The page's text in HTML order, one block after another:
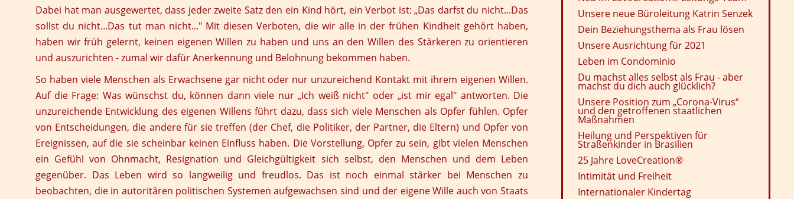
Dabei hat man ausgewertet, dass jeder zweite Satz den ein Kind hört, ein Verbot ist: „Das darfst du nicht...Das
sollst du nicht...Das tut man nicht..." Mit diesen Verboten, die wir alle in der frühen Kindheit gehört haben,
haben wir früh gelernt, keinen eigenen Willen zu haben und uns an den Willen des Stärkeren zu orientieren
und auszurichten - zumal wir dafür Anerkennung und Belohnung bekommen haben.
So haben viele Menschen als Erwachsene gar nicht oder nur unzureichend Kontakt mit ihrem eigenen Willen.
Auf die Frage: Was wünschst du, können dann viele nur „Ich weiß nicht" oder „ist mir egal" antworten. Die
unzureichende Entwicklung des eigenen Willens führt dazu, dass sich viele Menschen als Opfer fühlen. Opfer
von Entscheidungen, die andere für sie treffen (der Chef, die Politiker, der Partner, die Eltern) und Opfer von
Ereignissen, auf die sie scheinbar keinen Einfluss haben. Die Vorstellung, Opfer zu sein, gibt vielen Menschen
ein Gefühl von Ohnmacht, Resignation und Gleichgültigkeit sich selbst, den Menschen und dem Leben
gegenüber. Das Leben wird so langweilig und freudlos. Das ist noch einmal stärker bei Menschen zu
beobachten, die in autoritären politischen Systemen aufgewachsen sind und der eigene Wille auch von Staats
Unsere neue Büroleitung Katrin Senzek
Dein Beziehungsthema als Frau lösen
Unsere Ausrichtung für 2021
Leben im Condominio
Du machst alles selbst als Frau - aber
machst du dich auch glücklich?
Unsere Position zum „Corona-Virus“
und den getroffenen staatlichen
Maßnahmen
Heilung und Perspektiven für
Straßenkinder in Brasilien
25 Jahre LoveCreation®
Intimität und Freiheit
Internationaler Kindertag